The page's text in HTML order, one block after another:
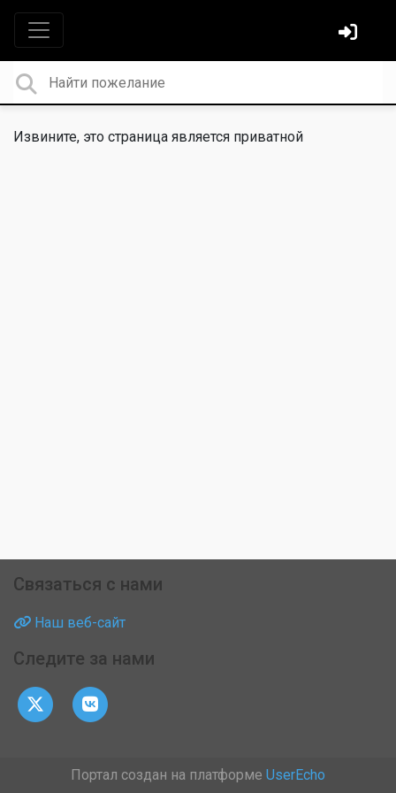
Извините, это страница является приватной
Связаться с нами
Наш веб-сайт
Следите за нами
Портал создан на платформе UserEcho